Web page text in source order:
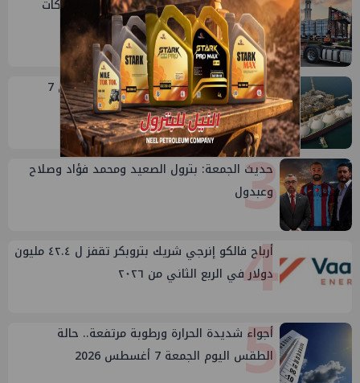
أكبا تبدأ تصدير 60 ألف طن من زيوت المحركات
البحرية للأسواق الخارجية
2
مصر تستورد 7.94 مليون طن غاز مسال في 7
أشهر..وأمريكا تهيمن على الإمدادات
3
حديث الجمعة: بترول الصعيد ومحمد فؤاد وصلاح
وعبدول
4
أرباح فالكو إنرجي شريك بتروبكر تقفز ل ٤٢.٤ مليون
دولار في الربع الثاني من ٢٠٢٦
5
أجواء شديدة الحرارة ورطوبة مرتفعة.. حالة
الطقس اليوم الجمعة 7 أغسطس 2026